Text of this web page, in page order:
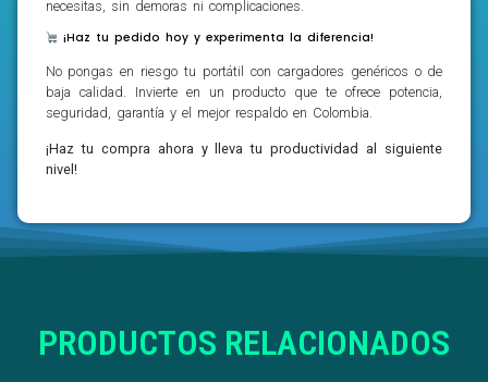
necesitas, sin demoras ni complicaciones.
¡Haz tu pedido hoy y experimenta la diferencia!
No pongas en riesgo tu portátil con cargadores genéricos o de
baja calidad. Invierte en un producto que te ofrece potencia,
seguridad, garantía y el mejor respaldo en Colombia.
¡Haz tu compra ahora y lleva tu productividad al siguiente
nivel!
PRODUCTOS RELACIONADOS